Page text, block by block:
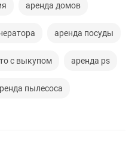
аренда домов
аренда посуды
с выкупом аренда ps
пылесоса